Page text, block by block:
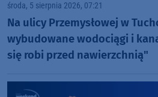
środa, 5 sierpnia 2026, 07:21
Na ulicy Przemysłowej w
wybudowane wodociągi i
się robi przed nawierzchnią"